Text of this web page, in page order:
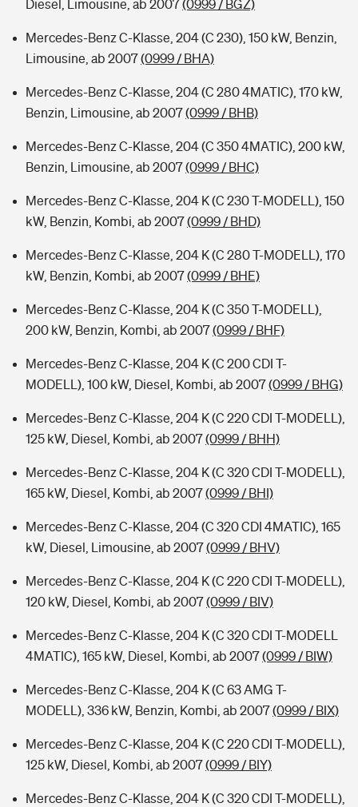
Diesel, Limousine, ab 2007 (0999 / BGZ)
Mercedes-Benz C-Klasse, 204 (C 230), 150 kW, Benzin,
Limousine, ab 2007(0999 / BHA)
Mercedes-Benz C-Klasse, 204 (C 280 4MATIC), 170 kW,
Benzin, Limousine, ab 2007(0999 / BHB)
Mercedes-Benz C-Klasse, 204 (C 350 4MATIC), 200 kW,
Benzin, Limousine, ab 2007(0999 / BHC)
Mercedes-Benz C-Klasse, 204 K (C 230 T-MODELL), 150
kW, Benzin, Kombi, ab 2007(0999 / BHD)
Mercedes-Benz C-Klasse, 204 K (C 280 T-MODELL), 170
kW, Benzin, Kombi, ab 2007(0999 / BHE)
Mercedes-Benz C-Klasse, 204 K (C 350 T-MODELL),
200 kW, Benzin, Kombi, ab 2007(0999 / BHF)
Mercedes-Benz C-Klasse, 204 K (C 200 CDI T-
MODELL), 100 kW, Diesel, Kombi, ab 2007(0999 / BHG)
Mercedes-Benz C-Klasse, 204 K (C 220 CDI T-MODELL),
125 kW, Diesel, Kombi, ab 2007(0999 / BHH)
Mercedes-Benz C-Klasse, 204 K (C 320 CDI T-MODELL),
165 kW, Diesel, Kombi, ab 2007(0999 / BHI)
Mercedes-Benz C-Klasse, 204 (C 320 CDI 4MATIC), 165
kW, Diesel, Limousine, ab 2007(0999 / BHV)
Mercedes-Benz C-Klasse, 204 K (C 220 CDI T-MODELL),
120 kW, Diesel, Kombi, ab 2007(0999 / BIV)
Mercedes-Benz C-Klasse, 204 K (C 320 CDI T-MODELL
4MATIC), 165 kW, Diesel, Kombi, ab 2007(0999 / BIW)
Mercedes-Benz C-Klasse, 204 K (C 63 AMG T-
MODELL), 336 kW, Benzin, Kombi, ab 2007(0999 / BIX)
Mercedes-Benz C-Klasse, 204 K (C 220 CDI T-MODELL),
125 kW, Diesel, Kombi, ab 2007(0999 / BIY)
Mercedes-Benz C-Klasse, 204 K (C 320 CDI T-MODELL),